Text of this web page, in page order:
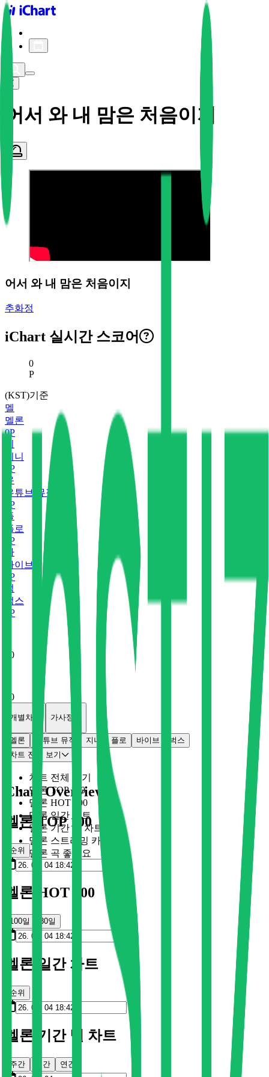
iChart logo
어서 와 내 맘은 처음이지
어서 와 내 맘은 처음이지
추화정
iChart 실시간 스코어
현재 스코어
0
P
(KST)기준
멜
멜론
0P
지니
P
유
유튜브 뮤직
P
플
플로
P
바
바이브
P
벅
벅스
P
0
0
개별차트 가사정보
멜론 유튜브 뮤직 지니 플로 바이브
벅스
차트 전체 보기
차트 전체 보기
멜론 TOP 100
멜론 HOT 100
멜론 일간 차트
멜론 기간 별 차트
멜론 스트리밍 카드
멜론 곡 좋아요
Chart Overview
멜론 TOP 100
순위
멜론 HOT 100
100일 30일
멜론 일간 차트
순위
멜론 기간 별 차트
주간 월간 연간